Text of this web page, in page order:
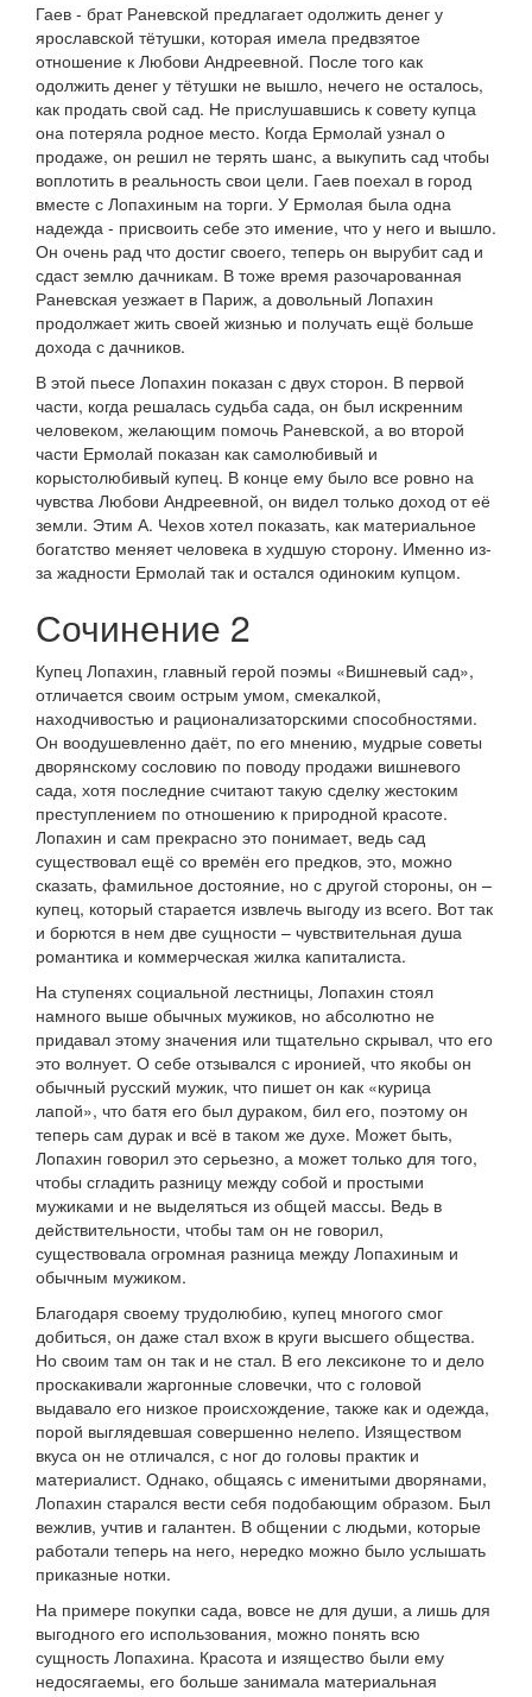
Гаев - брат Раневской предлагает одолжить денег у
ярославской тётушки, которая имела предвзятое
отношение к Любови Андреевной. После того как
одолжить денег у тётушки не вышло, нечего не осталось,
как продать свой сад. Не прислушавшись к совету купца
она потеряла родное место. Когда Ермолай узнал о
продаже, он решил не терять шанс, а выкупить сад чтобы
воплотить в реальность свои цели. Гаев поехал в город
вместе с Лопахиным на торги. У Ермолая была одна
надежда - присвоить себе это имение, что у него и вышло.
Он очень рад что достиг своего, теперь он вырубит сад и
сдаст землю дачникам. В тоже время разочарованная
Раневская уезжает в Париж, а довольный Лопахин
продолжает жить своей жизнью и получать ещё больше
дохода с дачников.
В этой пьесе Лопахин показан с двух сторон. В первой
части, когда решалась судьба сада, он был искренним
человеком, желающим помочь Раневской, а во второй
части Ермолай показан как самолюбивый и
корыстолюбивый купец. В конце ему было все ровно на
чувства Любови Андреевной, он видел только доход от её
земли. Этим А. Чехов хотел показать, как материальное
богатство меняет человека в худшую сторону. Именно из-
за жадности Ермолай так и остался одиноким купцом.
Сочинение 2
Купец Лопахин, главный герой поэмы «Вишневый сад»,
отличается своим острым умом, смекалкой,
находчивостью и рационализаторскими способностями.
Он воодушевленно даёт, по его мнению, мудрые советы
дворянскому сословию по поводу продажи вишневого
сада, хотя последние считают такую сделку жестоким
преступлением по отношению к природной красоте.
Лопахин и сам прекрасно это понимает, ведь сад
существовал ещё со времён его предков, это, можно
сказать, фамильное достояние, но с другой стороны, он –
купец, который старается извлечь выгоду из всего. Вот так
и борются в нем две сущности – чувствительная душа
романтика и коммерческая жилка капиталиста.
На ступенях социальной лестницы, Лопахин стоял
намного выше обычных мужиков, но абсолютно не
придавал этому значения или тщательно скрывал, что его
это волнует. О себе отзывался с иронией, что якобы он
обычный русский мужик, что пишет он как «курица
лапой», что батя его был дураком, бил его, поэтому он
теперь сам дурак и всё в таком же духе. Может быть,
Лопахин говорил это серьезно, а может только для того,
чтобы сгладить разницу между собой и простыми
мужиками и не выделяться из общей массы. Ведь в
действительности, чтобы там он не говорил,
существовала огромная разница между Лопахиным и
обычным мужиком.
Благодаря своему трудолюбию, купец многого смог
добиться, он даже стал вхож в круги высшего общества.
Но своим там он так и не стал. В его лексиконе то и дело
проскакивали жаргонные словечки, что с головой
выдавало его низкое происхождение, также как и одежда,
порой выглядевшая совершенно нелепо. Изяществом
вкуса он не отличался, с ног до головы практик и
материалист. Однако, общаясь с именитыми дворянами,
Лопахин старался вести себя подобающим образом. Был
вежлив, учтив и галантен. В общении с людьми, которые
работали теперь на него, нередко можно было услышать
приказные нотки.
На примере покупки сада, вовсе не для души, а лишь для
выгодного его использования, можно понять всю
сущность Лопахина. Красота и изящество были ему
недосягаемы, его больше занимала материальная